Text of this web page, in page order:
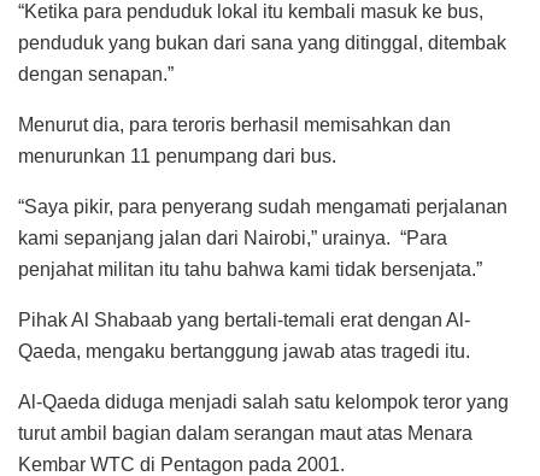
“Ketika para penduduk lokal itu kembali masuk ke bus,
penduduk yang bukan dari sana yang ditinggal, ditembak
dengan senapan.”
Menurut dia, para teroris berhasil memisahkan dan
menurunkan 11 penumpang dari bus.
“Saya pikir, para penyerang sudah mengamati perjalanan
kami sepanjang jalan dari Nairobi,” urainya. “Para
penjahat militan itu tahu bahwa kami tidak bersenjata.”
Pihak Al Shabaab yang bertali-temali erat dengan Al-
Qaeda, mengaku bertanggung jawab atas tragedi itu.
Al-Qaeda diduga menjadi salah satu kelompok teror yang
turut ambil bagian dalam serangan maut atas Menara
Kembar WTC di Pentagon pada 2001.